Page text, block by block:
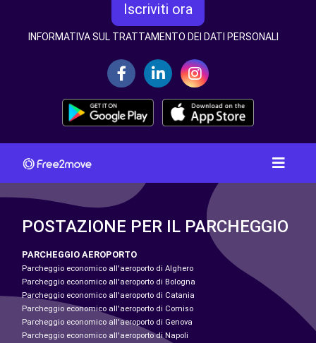
Iscriviti ora
INFORMATIVA SUL TRATTAMENTO DEI DATI PERSONALI
POSTAZIONE PER IL PARCHEGGIO
PARCHEGGIO AEROPORTO
Parcheggio economico all'aeroporto di Alghero
Parcheggio economico all'aeroporto di Bologna
Parcheggio economico all'aeroporto di Catania
Parcheggio economico all'aeroporto di Comiso
Parcheggio economico all'aeroporto di Genova
Parcheggio economico all'aeroporto di Napoli